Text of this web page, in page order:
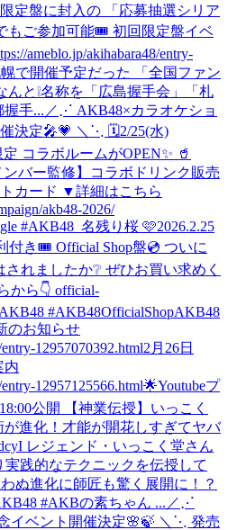
定盤に封入の 「応募抽選シリア
もご参加可能🎟️ 初回限定盤イベ
ameblo.jp/akihabara48/entry-
幌で開催予定だった 「全国ファン
と❕名称を「広島握手会」「札
手... ／⋰ AKB48×カラオケショ
決定🎤💗 ＼⋱ 🗓️2/25(水)
コラボルームがOPEN✨ 🥤
バー監修】コラボドリンク販売
カード ▼詳細はこちら
akb48-2026/
#AKB48_名残り桜 🩷2026.2.25
付き🎟️ Official Shop盤💿 ついに
れましたか❔ ぜひお買い求めく
から👇 official-
#AKB48OfficialShopAKB48
のお知らせ
12957070392.html2月26日
内
12957125566.html🌟Youtubeプ
公開 【神業伝授】いっこく
進化！才能が開花しすぎてヤバ
レジェンド・いっこく堂さん
実践的なテクニックを伝授して
ぬ進化に師匠も驚く展開に！？
#AKBの素ちゃん ... ／⋰
イベント開催決定🌸🍃 ＼⋱ 発売